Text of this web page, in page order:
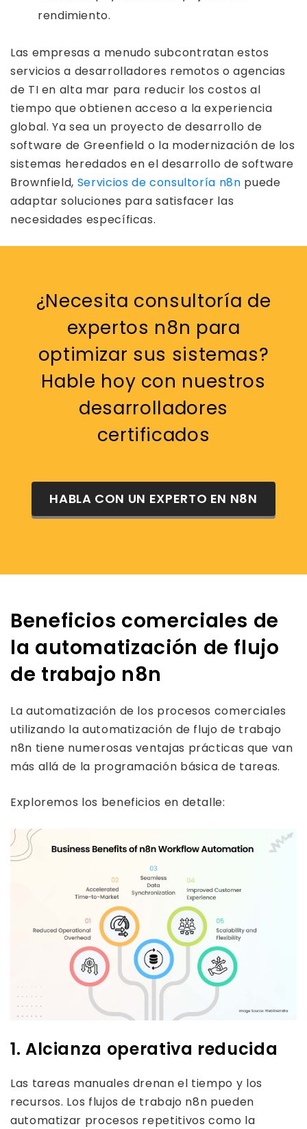
rendimiento.
Las empresas a menudo subcontratan estos
servicios a desarrolladores remotos o agencias
de TI en alta mar para reducir los costos al
tiempo que obtienen acceso a la experiencia
global. Ya sea un proyecto de desarrollo de
software de Greenfield o la modernización de los
sistemas heredados en el desarrollo de software
Brownfield, Servicios de consultoría n8n puede
adaptar soluciones para satisfacer las
necesidades específicas.
¿Necesita consultoría de
expertos n8n para
optimizar sus sistemas?
Hable hoy con nuestros
desarrolladores
certificados
HABLA CON UN EXPERTO EN N8N
Beneficios comerciales de
la automatización de flujo
de trabajo n8n
La automatización de los procesos comerciales
utilizando la automatización de flujo de trabajo
n8n tiene numerosas ventajas prácticas que van
más allá de la programación básica de tareas.
Exploremos los beneficios en detalle:
1. Alcianza operativa reducida
Las tareas manuales drenan el tiempo y los
recursos. Los flujos de trabajo n8n pueden
automatizar procesos repetitivos como la